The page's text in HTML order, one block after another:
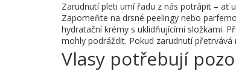
Zarudnutí pleti umí řadu z nás potrápit – ať
Zapomeňte na drsné peelingy nebo
hydratační krémy s uklidňujícími složkami.
mohly podráždit. Pokud zarudnutí
Vlasy potřebují